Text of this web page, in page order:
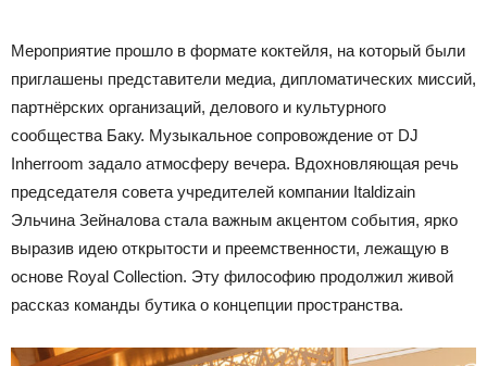
Мероприятие прошло в формате коктейля, на который были
приглашены представители медиа, дипломатических миссий,
партнёрских организаций, делового и культурного
сообщества Баку. Музыкальное сопровождение от DJ
Inherroom задало атмосферу вечера. Вдохновляющая речь
председателя совета учредителей компании Italdizain
Эльчина Зейналова стала важным акцентом события, ярко
выразив идею открытости и преемственности, лежащую в
основе Royal Collection. Эту философию продолжил живой
рассказ команды бутика о концепции пространства.